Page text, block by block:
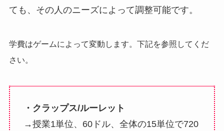
ても、その人のニーズによって調整可能です。
学費はゲームによって変動します。下記を参照してくだ
さい。
・クラップス/ルーレット
→授業1単位、60ドル、全体の15単位で720